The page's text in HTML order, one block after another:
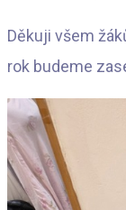
Děkuji všem
rok budeme